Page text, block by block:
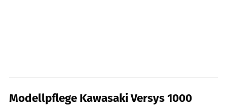
Modellpflege Kawasaki Versys 1000